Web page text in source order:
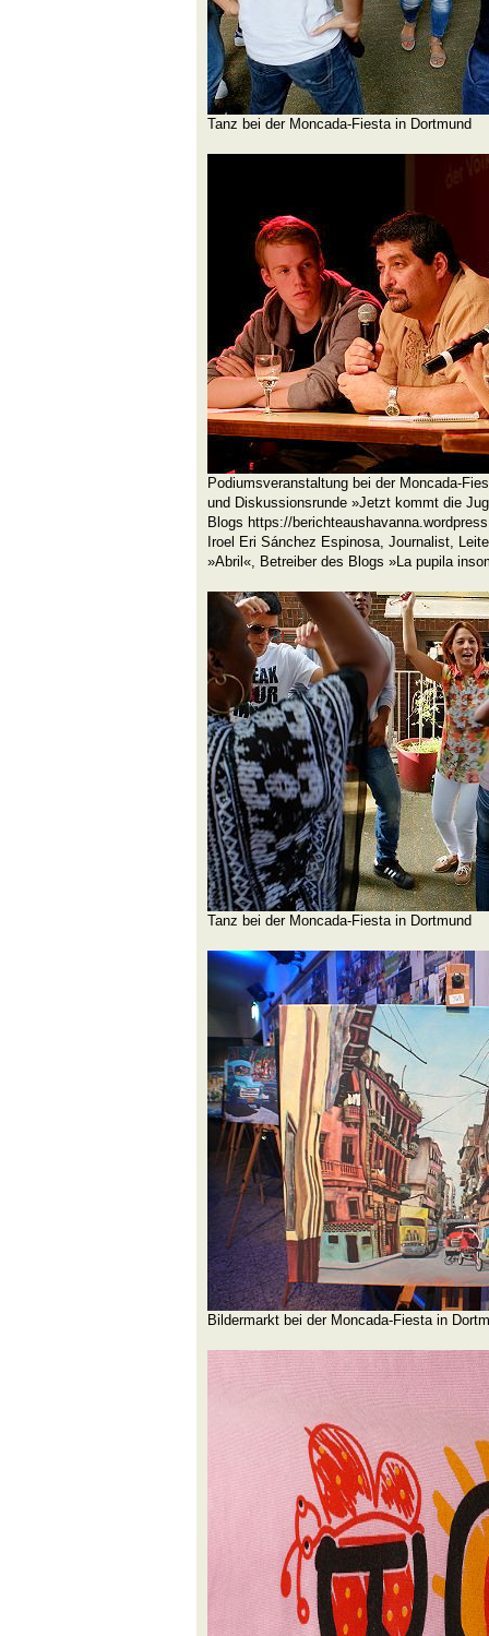
Tanz bei der Moncada-Fiesta in Dortmund
Podiumsveranstaltung bei der Moncada-
und Diskussionsrunde »Jetzt kommt die
Blogs https://
Iroel Eri Sánchez Espinosa, Journalist,
»Abril«, Betreiber des Blogs »La pupila
Tanz bei der Moncada-Fiesta in Dortmund
Bildermarkt bei der Moncada-Fiesta in